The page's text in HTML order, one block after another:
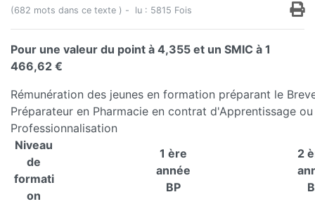
(682 mots dans ce texte ) - lu : 5815 Fois
Pour une valeur du point à 4,355 et un SMIC à 1
466,62 €
Rémunération des jeunes en formation préparant le
Préparateur en Pharmacie en contrat d'Apprentissage
Professionnalisation
Niveau
de
formati
on
1 ère
année
BP
2